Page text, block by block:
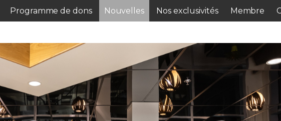
Programme de dons Nouvelles Nos exclusivités Membre